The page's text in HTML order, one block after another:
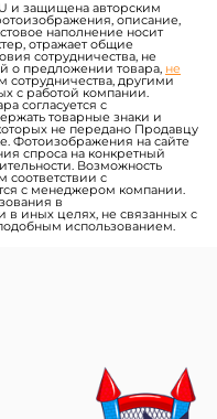
и защищена авторским
описание,
наполнение носит
отражает общие
сотрудничества, не
о предложении товара, не
сотрудничества, другими
с работой компании.
согласуется с
товарные знаки и
не передано Продавцу
Фотоизображения на сайте
спроса на конкретный
Возможность
соответствии с
с менеджером компании.
в
в иных целях, не связанных с
использованием.